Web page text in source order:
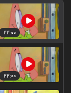
۲۲:۰۰
۲۲:۰۰